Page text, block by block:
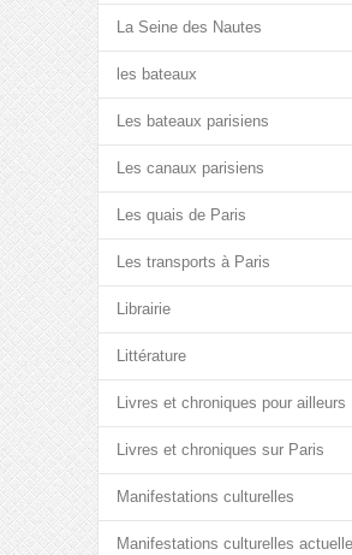
La Seine des Nautes
les bateaux
Les bateaux parisiens
Les canaux parisiens
Les quais de Paris
Les transports à Paris
Librairie
Littérature
Livres et chroniques pour ailleurs
Livres et chroniques sur Paris
Manifestations culturelles
Manifestations culturelles